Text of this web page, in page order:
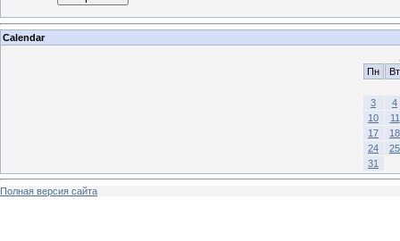
Calendar
Пн
Вт
3
4
10
11
17
18
24
25
31
Полная версия сайта